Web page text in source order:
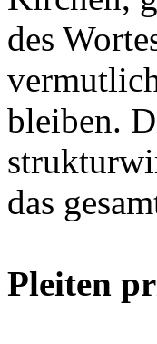
des
bleiben.
das
Pleiten